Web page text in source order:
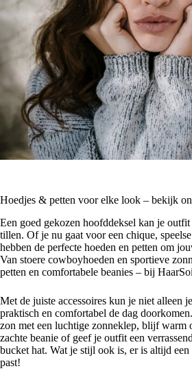
Hoedjes & petten voor elke look – bekijk
Een goed gekozen hoofddeksel kan je outfit
tillen. Of je nu gaat voor een chique,
hebben de perfecte hoeden en petten om
Van stoere cowboyhoeden en sportieve
petten en comfortabele beanies – bij
Met de juiste accessoires kun je niet alleen
praktisch en comfortabel de dag
zon met een luchtige zonneklep, blijf warm
zachte beanie of geef je outfit een
bucket hat. Wat je stijl ook is, er is altijd
past!